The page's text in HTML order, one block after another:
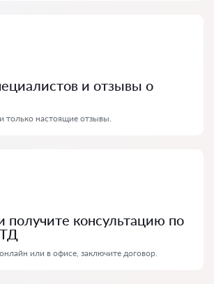
и отзывы о
только настоящие отзывы.
получите консультацию по
или в офисе, заключите договор.